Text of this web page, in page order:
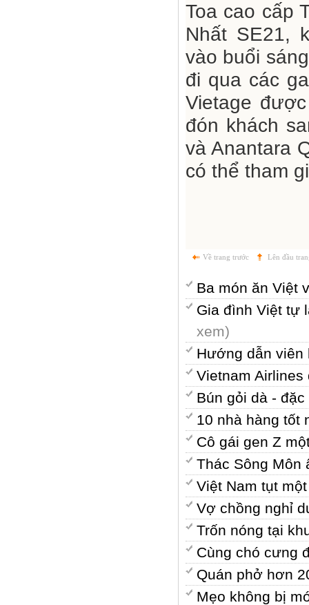
Toa cao cấp
Nhất SE21,
vào buổi
đi qua các
Vietage
đón khách
và Anantara
có thể tham
Về trang trước Lên đầu
Ba món ăn Việt
Gia đình Việt tự
xem)
Hướng dẫn
Vietnam
Bún gỏi dà -
10 nhà hàng tốt
Cô gái gen Z
Thác Sông
Việt Nam tụt
Vợ chồng nghỉ
Trốn nóng tại
Cùng chó cưng
Quán phở hơn
Mẹo không bị